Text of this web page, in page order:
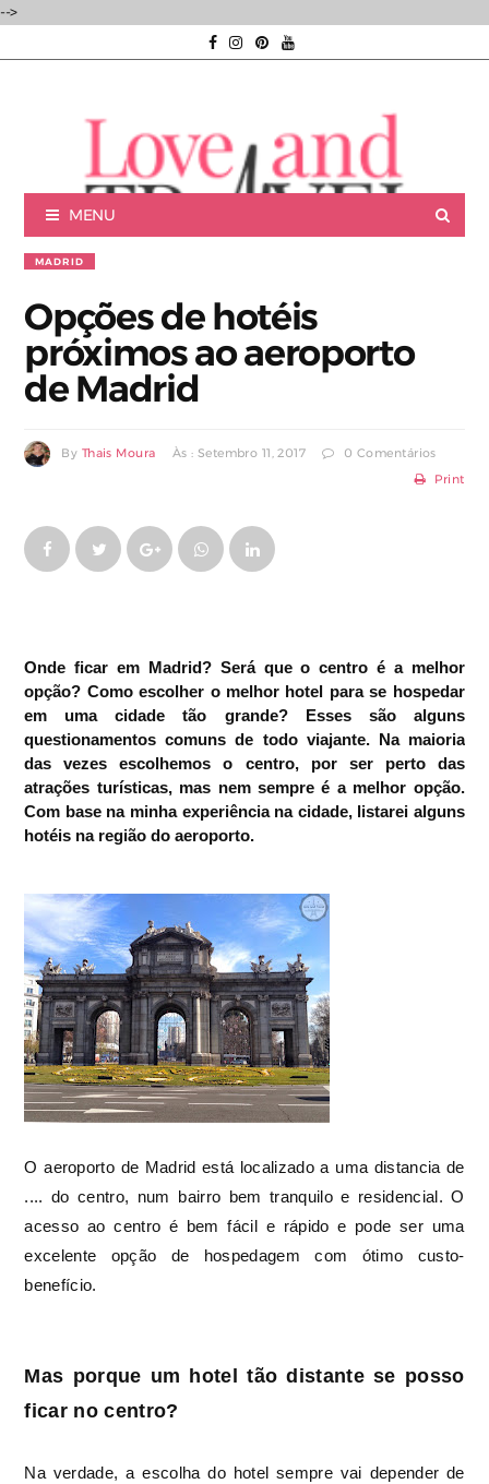
-->
Luxury experiences | Viagens Incríveis | Experiências únicas |
MENU
MADRID
Opções de hotéis
próximos ao aeroporto
de Madrid
By Thais Moura Às : Setembro 11, 2017 0 Comentários
Print
Onde ficar em Madrid? Será que o centro é a melhor
opção? Como escolher o melhor hotel para se hospedar
em uma cidade tão grande? Esses são alguns
questionamentos comuns de todo viajante. Na maioria
das vezes escolhemos o centro, por ser perto das
atrações turísticas, mas nem sempre é a melhor opção.
Com base na minha experiência na cidade, listarei alguns
hotéis na região do aeroporto.
O aeroporto de Madrid está localizado a uma distancia de
.... do centro, num bairro bem tranquilo e residencial. O
acesso ao centro é bem fácil e rápido e pode ser uma
excelente opção de hospedagem com ótimo custo-
benefício.
Mas porque um hotel tão distante se posso
ficar no centro?
Na verdade, a escolha do hotel sempre vai depender de